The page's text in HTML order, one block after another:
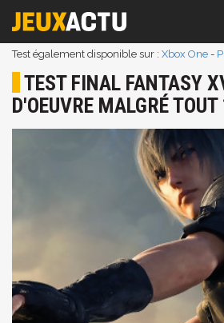
Test également disponible sur : Xbox One -
TEST FINAL FANTASY
D'OEUVRE MALGRÉ TOUT